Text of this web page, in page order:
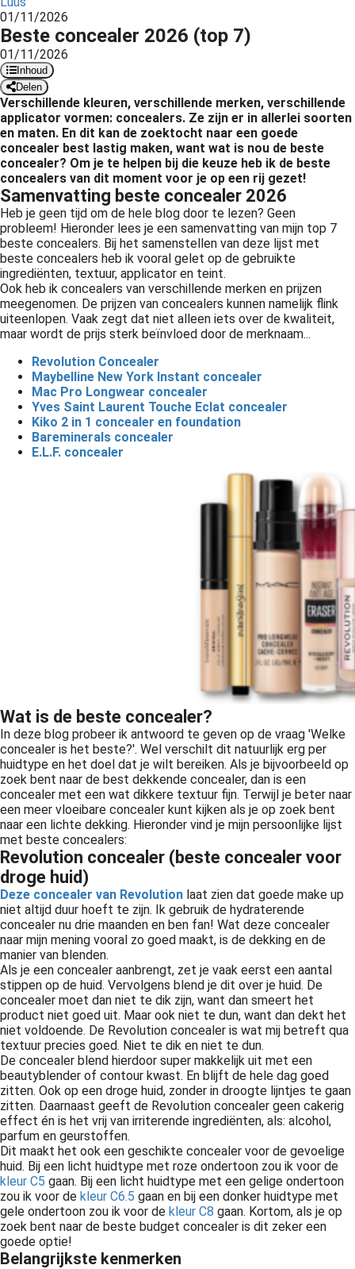
01/11/2026
Beste concealer 2026 (top 7)
01/11/2026
Inhoud
Delen
Verschillende kleuren, verschillende merken, verschillende
applicator vormen: concealers. Ze zijn er in allerlei soorten
en maten. En dit kan de zoektocht naar een goede
concealer best lastig maken, want wat is nou de beste
concealer? Om je te helpen bij die keuze heb ik de beste
concealers van dit moment voor je op een rij gezet!
Samenvatting beste concealer 2026
Heb je geen tijd om de hele blog door te lezen? Geen
probleem! Hieronder lees je een samenvatting van mijn top 7
beste concealers. Bij het samenstellen van deze lijst met
beste concealers heb ik vooral gelet op de gebruikte
ingrediënten, textuur, applicator en teint.
Ook heb ik concealers van verschillende merken en prijzen
meegenomen. De prijzen van concealers kunnen namelijk flink
uiteenlopen. Vaak zegt dat niet alleen iets over de kwaliteit,
maar wordt de prijs sterk beïnvloed door de merknaam...
Revolution Concealer
Maybelline New York Instant concealer
Mac Pro Longwear concealer
Yves Saint Laurent Touche Eclat concealer
Kiko 2 in 1 concealer en foundation
Bareminerals concealer
E.L.F. concealer
Wat is de beste concealer?
In deze blog probeer ik antwoord te geven op de vraag 'Welke
concealer is het beste?'. Wel verschilt dit natuurlijk erg per
huidtype en het doel dat je wilt bereiken. Als je bijvoorbeeld op
zoek bent naar de best dekkende concealer, dan is een
concealer met een wat dikkere textuur fijn. Terwijl je beter naar
een meer vloeibare concealer kunt kijken als je op zoek bent
naar een lichte dekking. Hieronder vind je mijn persoonlijke lijst
met beste concealers:
Revolution concealer (beste concealer voor
droge huid)
Deze concealer van Revolution laat zien dat goede make up
niet altijd duur hoeft te zijn. Ik gebruik de hydraterende
concealer nu drie maanden en ben fan! Wat deze concealer
naar mijn mening vooral zo goed maakt, is de dekking en de
manier van blenden.
Als je een concealer aanbrengt, zet je vaak eerst een aantal
stippen op de huid. Vervolgens blend je dit over je huid. De
concealer moet dan niet te dik zijn, want dan smeert het
product niet goed uit. Maar ook niet te dun, want dan dekt het
niet voldoende. De Revolution concealer is wat mij betreft qua
textuur precies goed. Niet te dik en niet te dun.
De concealer blend hierdoor super makkelijk uit met een
beautyblender of contour kwast. En blijft de hele dag goed
zitten. Ook op een droge huid, zonder in droogte lijntjes te gaan
zitten. Daarnaast geeft de Revolution concealer geen cakerig
effect én is het vrij van irriterende ingrediënten, als: alcohol,
parfum en geurstoffen.
Dit maakt het ook een geschikte concealer voor de gevoelige
huid. Bij een licht huidtype met roze ondertoon zou ik voor de
kleur C5 gaan. Bij een licht huidtype met een gelige ondertoon
zou ik voor de kleur C6.5 gaan en bij een donker huidtype met
gele ondertoon zou ik voor de kleur C8 gaan. Kortom, als je op
zoek bent naar de beste budget concealer is dit zeker een
goede optie!
Belangrijkste kenmerken
de
Hierdoor
website-
van